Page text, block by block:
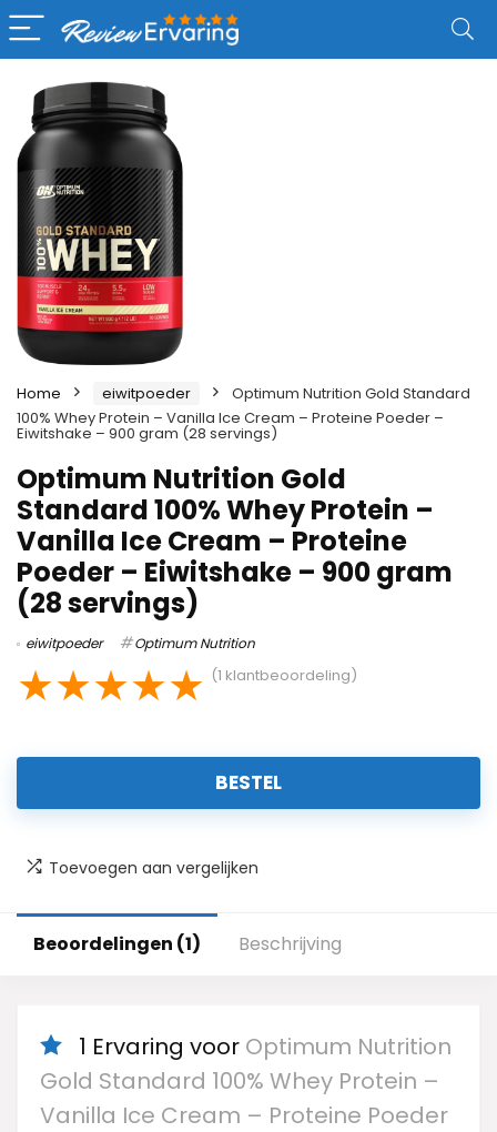
Home eiwitpoeder
Optimum Nutrition Gold Standard
100% Whey Protein – Vanilla Ice Cream – Proteine Poeder –
Eiwitshake – 900 gram (28 servings)
Optimum Nutrition Gold
Standard 100% Whey Protein –
Vanilla Ice Cream – Proteine
Poeder – Eiwitshake – 900 gram
(28 servings)
eiwitpoeder Optimum Nutrition
★★★★★ (1 klantbeoordeling)
BESTEL
Toevoegen aan vergelijken
Beoordelingen (1) Beschrijving
1 Ervaring voor Optimum Nutrition
Gold Standard 100% Whey Protein –
Vanilla Ice Cream – Proteine Poeder